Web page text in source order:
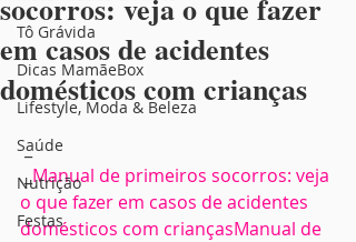
Tô Grávida
Dicas MamãeBox
Lifestyle, Moda & Beleza
Saúde
Nutrição
Festas
socorros: veja o que fazer
em casos de acidentes
domésticos com crianças
​_
​_Manual de primeiros socorros: veja
o que fazer em casos de acidentes
domésticos com criançasManual de